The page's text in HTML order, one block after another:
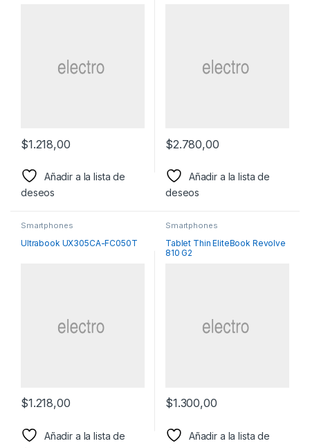
$1.218,00
Añadir a la lista de
deseos
$2.780,00
Añadir a la lista de
deseos
Smartphones
Ultrabook UX305CA-FC050T
$1.218,00
Añadir a la lista de
Smartphones
Tablet Thin EliteBook Revolve
810 G2
$1.300,00
Añadir a la lista de